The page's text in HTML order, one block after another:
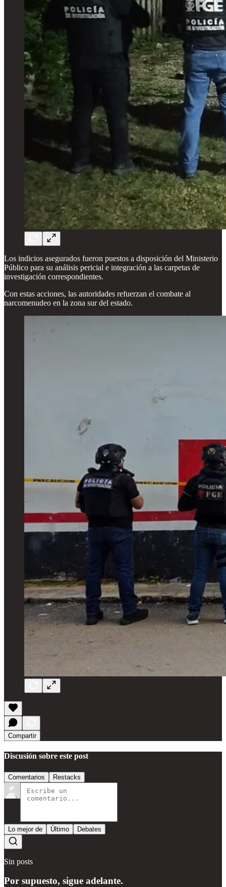
Los indicios asegurados fueron puestos a disposición del Ministerio
Público para su análisis pericial e integración a las carpetas de
investigación correspondientes.
Con estas acciones, las autoridades refuerzan el combate al
narcomenudeo en la zona sur del estado.
Compartir
Discusión sobre este post
Comentarios Restacks
Lo mejor de Último Debates
Sin posts
Por supuesto, sigue adelante.